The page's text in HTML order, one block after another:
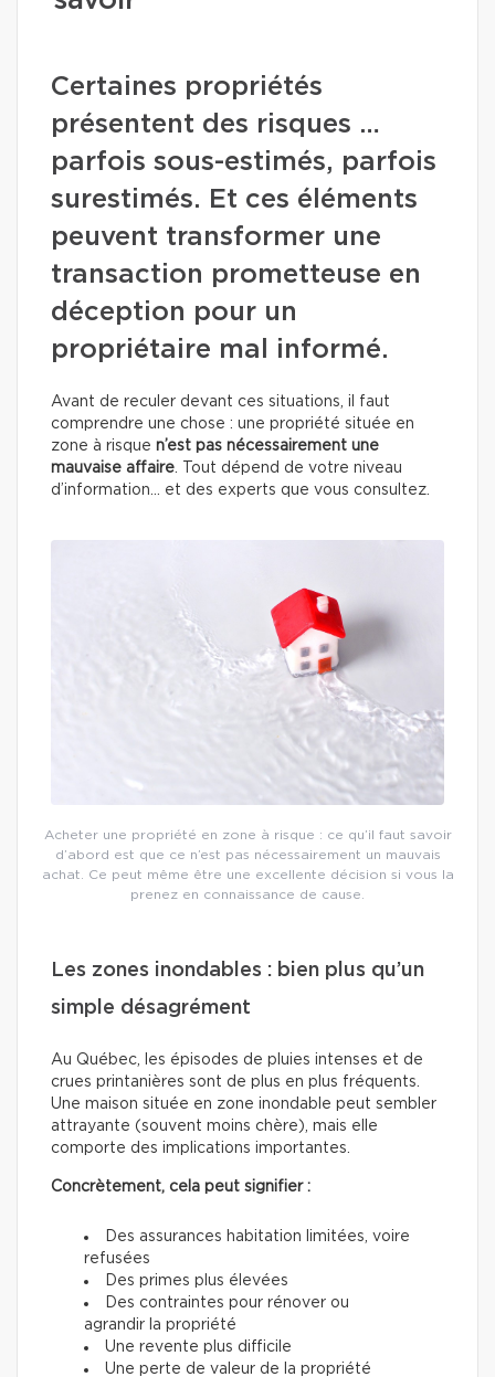
Certaines propriétés
présentent des risques …
parfois sous-estimés, parfois
surestimés. Et ces éléments
peuvent transformer une
transaction prometteuse en
déception pour un
propriétaire mal informé.
Avant de reculer devant ces situations, il faut
comprendre une chose : une propriété située en
zone à risque n’est pas nécessairement une
mauvaise affaire. Tout dépend de votre niveau
d’information… et des experts que vous consultez.
Acheter une propriété en zone à risque : ce qu’il faut savoir
d’abord est que ce n’est pas nécessairement un mauvais
achat. Ce peut même être une excellente décision si vous la
prenez en connaissance de cause.
Les zones inondables : bien plus qu’un
simple désagrément
Au Québec, les épisodes de pluies intenses et de
crues printanières sont de plus en plus fréquents.
Une maison située en zone inondable peut sembler
attrayante (souvent moins chère), mais elle
comporte des implications importantes.
Concrètement, cela peut signifier :
Des assurances habitation limitées, voire
refusées
Des primes plus élevées
Des contraintes pour rénover ou
agrandir la propriété
Une revente plus difficile
Une perte de valeur de la propriété